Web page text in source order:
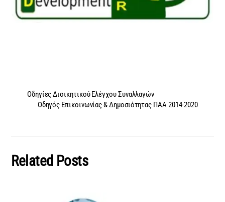
Οδηγίες Διοικητικού Ελέγχου Συναλλαγών
Οδηγός Επικοινωνίας & Δημοσιότητας ΠΑΑ 2014-2020
Related Posts